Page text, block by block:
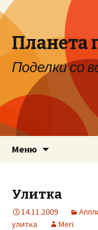
Планета
Поделки со
Меню
Улитка
14.11.2009
улитка
Meri